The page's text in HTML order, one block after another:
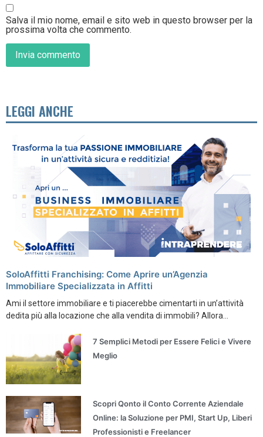
Salva il mio nome, email e sito web in questo browser per la
prossima volta che commento.
LEGGI ANCHE
SoloAffitti Franchising: Come Aprire un’Agenzia
Immobiliare Specializzata in Affitti
Ami il settore immobiliare e ti piacerebbe cimentarti in un’attività
dedita più alla locazione che alla vendita di immobili? Allora...
7 Semplici Metodi per Essere Felici e Vivere
Meglio
Scopri Qonto il Conto Corrente Aziendale
Online: la Soluzione per PMI, Start Up, Liberi
Professionisti e Freelancer